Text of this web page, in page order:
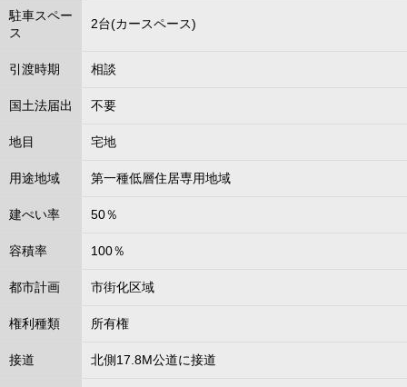
駐車スペー
ス
2台(カースペース)
引渡時期 相談
国土法届出 不要
地目 宅地
用途地域 第一種低層住居専用地域
建ぺい率 50％
容積率 100％
都市計画 市街化区域
権利種類 所有権
接道 北側17.8M公道に接道